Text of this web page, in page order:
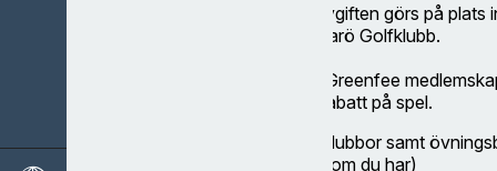
Betalning av kursavgiften görs på plats
receptionen på Ingarö Golfklubb.
Det ingår även ett Greenfee
GK i avgiften och rabatt på spel.
I kursen ingår låneklubbor samt
gärna med klubbor om du har)